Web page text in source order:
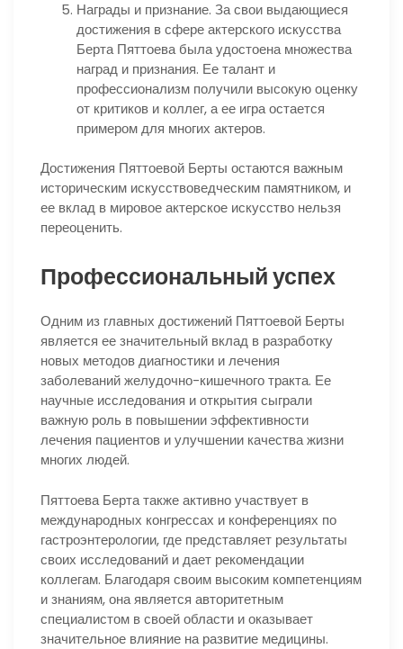
Награды и признание. За свои выдающиеся
достижения в сфере актерского искусства
Берта Пяттоева была удостоена множества
наград и признания. Ее талант и
профессионализм получили высокую оценку
от критиков и коллег, а ее игра остается
примером для многих актеров.
Достижения Пяттоевой Берты остаются важным
историческим искусствоведческим памятником, и
ее вклад в мировое актерское искусство нельзя
переоценить.
Профессиональный успех
Одним из главных достижений Пяттоевой Берты
является ее значительный вклад в разработку
новых методов диагностики и лечения
заболеваний желудочно-кишечного тракта. Ее
научные исследования и открытия сыграли
важную роль в повышении эффективности
лечения пациентов и улучшении качества жизни
многих людей.
Пяттоева Берта также активно участвует в
международных конгрессах и конференциях по
гастроэнтерологии, где представляет результаты
своих исследований и дает рекомендации
коллегам. Благодаря своим высоким компетенциям
и знаниям, она является авторитетным
специалистом в своей области и оказывает
значительное влияние на развитие медицины.